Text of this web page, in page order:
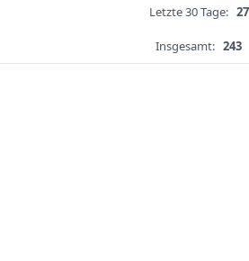
Letzte 30 Tage: 27
Insgesamt: 243